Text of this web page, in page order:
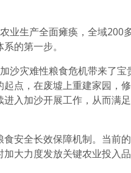
业生产全面瘫痪，全域200
的第一步。
沙灾难性粮食危机带来了
点，在废墟上重建家园，
入加沙开展工作，从而满
安全长效保障机制。当前
大力度发放关键农业投入